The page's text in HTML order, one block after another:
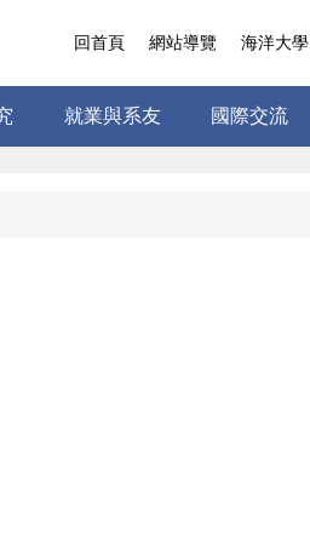
就業與系友 國際交流
回首頁 網站導覽 海洋大學